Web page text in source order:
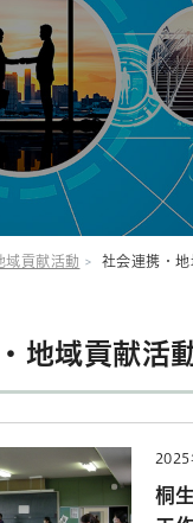
域貢献活動 社会連携・
地域貢献活
桐